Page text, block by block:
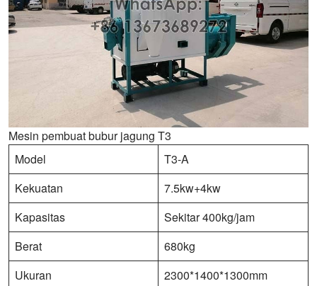
Mesin pembuat bubur jagung T3
Model
T3-A
Kekuatan
7.5kw+4kw
Kapasitas
Sekitar 400kg/jam
Berat
680kg
Ukuran
2300*1400*1300mm